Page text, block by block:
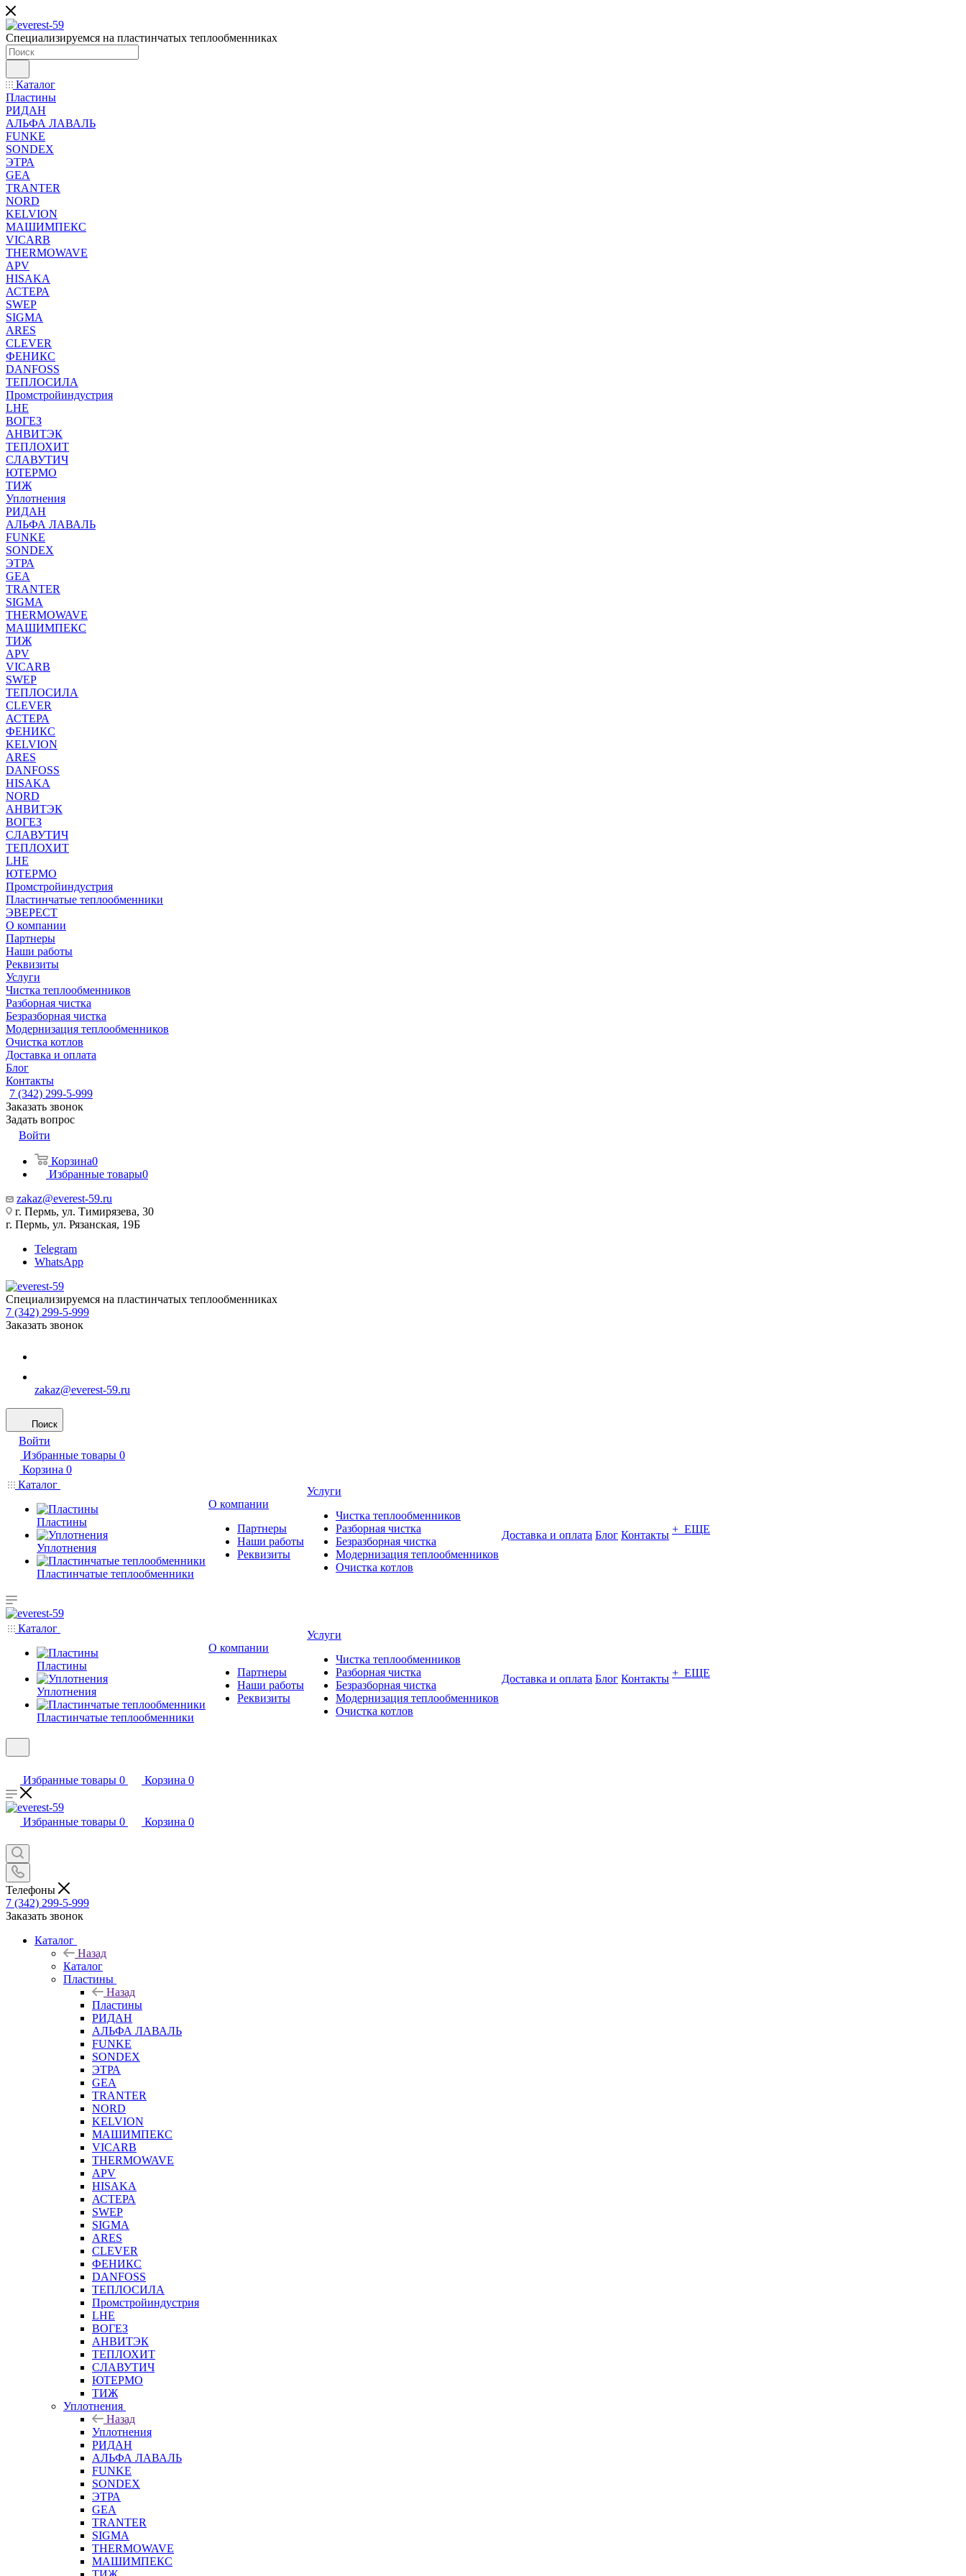
Специализируемся на пластинчатых теплообменниках
Каталог
Пластины
РИДАН
АЛЬФА ЛАВАЛЬ
FUNKE
SONDEX
ЭТРА
GEA
TRANTER
NORD
KELVION
МАШИМПЕКС
VICARB
THERMOWAVE
APV
HISAKA
АСТЕРА
SWEP
SIGMA
ARES
CLEVER
ФЕНИКС
DANFOSS
ТЕПЛОСИЛА
Промстройиндустрия
LHE
ВОГЕЗ
АНВИТЭК
ТЕПЛОХИТ
СЛАВУТИЧ
ЮТЕРМО
ТИЖ
Уплотнения
РИДАН
АЛЬФА ЛАВАЛЬ
FUNKE
SONDEX
ЭТРА
GEA
TRANTER
SIGMA
THERMOWAVE
МАШИМПЕКС
ТИЖ
APV
VICARB
SWEP
ТЕПЛОСИЛА
CLEVER
АСТЕРА
ФЕНИКС
KELVION
ARES
DANFOSS
HISAKA
NORD
АНВИТЭК
ВОГЕЗ
СЛАВУТИЧ
ТЕПЛОХИТ
LHE
ЮТЕРМО
Промстройиндустрия
Пластинчатые теплообменники
ЭВЕРЕСТ
О компании
Партнеры
Наши работы
Реквизиты
Услуги
Чистка теплообменников
Разборная чистка
Безразборная чистка
Модернизация теплообменников
Очистка котлов
Доставка и оплата
Блог
Контакты
7 (342) 299-5-999
Заказать звонок
Задать вопрос
Войти
Корзина0
Избранные товары0
zakaz@everest-59.ru
г. Пермь, ул. Тимирязева, 30
г. Пермь, ул. Рязанская, 19Б
Telegram
WhatsApp
Специализируемся на пластинчатых теплообменниках
7 (342) 299-5-999
Заказать звонок
zakaz@everest-59.ru
Поиск
Войти
Избранные товары 0
Корзина 0
Каталог
Пластины
Уплотнения
Пластинчатые теплообменники
О компании
Партнеры
Наши работы
Реквизиты
Услуги
Чистка теплообменников
Разборная чистка
Безразборная чистка
Модернизация теплообменников
Очистка котлов
Доставка и оплата Блог Контакты + ЕЩЕ
Каталог
Пластины
Уплотнения
Пластинчатые теплообменники
О компании
Партнеры
Наши работы
Реквизиты
Услуги
Чистка теплообменников
Разборная чистка
Безразборная чистка
Модернизация теплообменников
Очистка котлов
Доставка и оплата Блог Контакты + ЕЩЕ
Избранные товары 0 Корзина 0
Избранные товары 0 Корзина 0
Телефоны
7 (342) 299-5-999
Заказать звонок
Каталог
Назад
Каталог
Пластины
Назад
Пластины
РИДАН
АЛЬФА ЛАВАЛЬ
FUNKE
SONDEX
ЭТРА
GEA
TRANTER
NORD
KELVION
МАШИМПЕКС
VICARB
THERMOWAVE
APV
HISAKA
АСТЕРА
SWEP
SIGMA
ARES
CLEVER
ФЕНИКС
DANFOSS
ТЕПЛОСИЛА
Промстройиндустрия
LHE
ВОГЕЗ
АНВИТЭК
ТЕПЛОХИТ
СЛАВУТИЧ
ЮТЕРМО
ТИЖ
Уплотнения
Назад
Уплотнения
РИДАН
АЛЬФА ЛАВАЛЬ
FUNKE
SONDEX
ЭТРА
GEA
TRANTER
SIGMA
THERMOWAVE
МАШИМПЕКС